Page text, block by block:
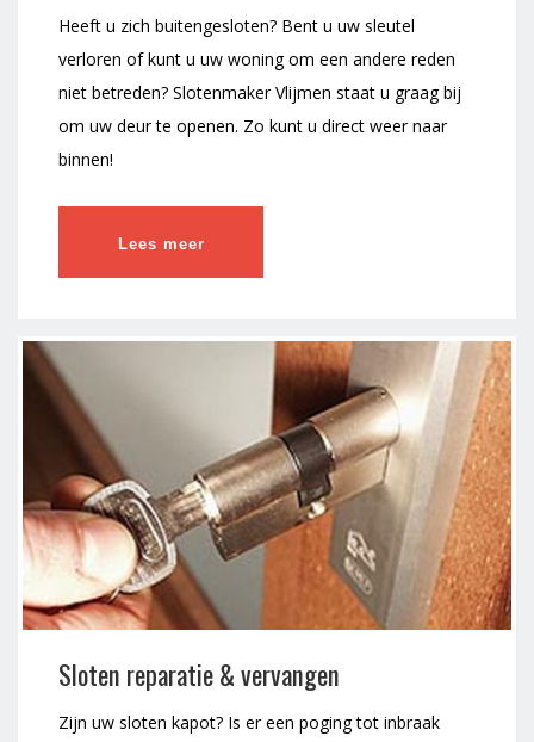
Heeft u zich buitengesloten? Bent u uw sleutel
verloren of kunt u uw woning om een andere reden
niet betreden? Slotenmaker Vlijmen staat u graag bij
om uw deur te openen. Zo kunt u direct weer naar
binnen!
Lees meer
Sloten reparatie & vervangen
Zijn uw sloten kapot? Is er een poging tot inbraak